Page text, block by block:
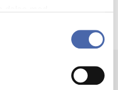
- og kan altid trække